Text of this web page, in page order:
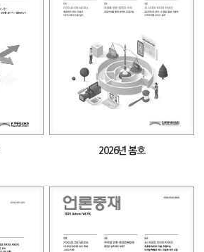
2026년 봄호